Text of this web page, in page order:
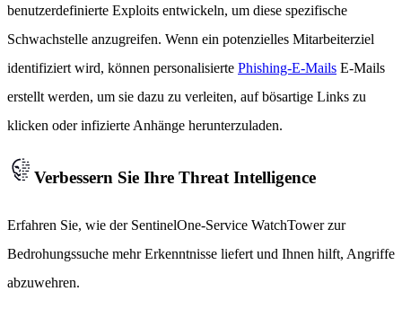
benutzerdefinierte Exploits entwickeln, um diese spezifische
Schwachstelle anzugreifen. Wenn ein potenzielles Mitarbeiterziel
identifiziert wird, können personalisierte Phishing-E-Mails E-Mails
erstellt werden, um sie dazu zu verleiten, auf bösartige Links zu
klicken oder infizierte Anhänge herunterzuladen.
Verbessern Sie Ihre Threat Intelligence
Erfahren Sie, wie der SentinelOne-Service WatchTower zur
Bedrohungssuche mehr Erkenntnisse liefert und Ihnen hilft, Angriffe
abzuwehren.